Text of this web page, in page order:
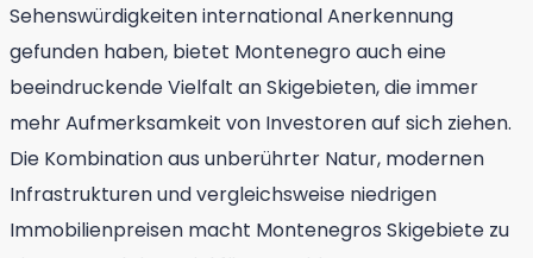
Sehenswürdigkeiten international Anerkennung
gefunden haben, bietet Montenegro auch eine
beeindruckende Vielfalt an Skigebieten, die immer
mehr Aufmerksamkeit von Investoren auf sich ziehen.
Die Kombination aus unberührter Natur, modernen
Infrastrukturen und vergleichsweise niedrigen
Immobilienpreisen macht Montenegros Skigebiete zu